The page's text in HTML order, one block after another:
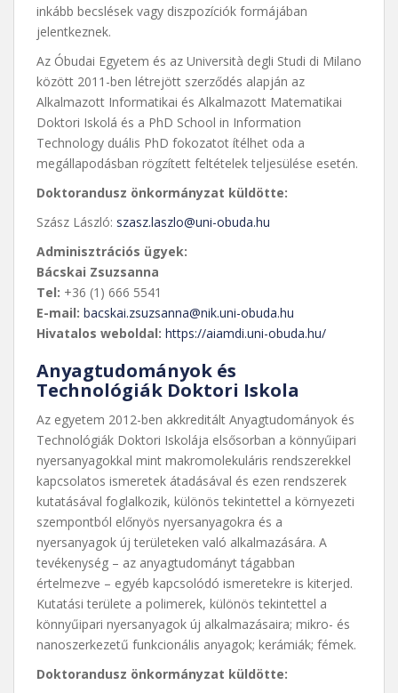
inkább becslések vagy diszpozíciók formájában
jelentkeznek.
Az Óbudai Egyetem és az Università degli Studi di Milano
között 2011-ben létrejött szerződés alapján az
Alkalmazott Informatikai és Alkalmazott Matematikai
Doktori Iskolá és a PhD School in Information
Technology duális PhD fokozatot ítélhet oda a
megállapodásban rögzített feltételek teljesülése esetén.
Doktorandusz önkormányzat küldötte:
Szász László: szasz.laszlo@uni-obuda.hu
Adminisztrációs ügyek:
Bácskai Zsuzsanna
Tel: +36 (1) 666 5541
E-mail: bacskai.zsuzsanna@nik.uni-obuda.hu
Hivatalos weboldal: https://aiamdi.uni-obuda.hu/
Anyagtudományok és
Technológiák Doktori Iskola
Az egyetem 2012-ben akkreditált Anyagtudományok és
Technológiák Doktori Iskolája elsősorban a könnyűipari
nyersanyagokkal mint makromolekuláris rendszerekkel
kapcsolatos ismeretek átadásával és ezen rendszerek
kutatásával foglalkozik, különös tekintettel a környezeti
szempontból előnyös nyersanyagokra és a
nyersanyagok új területeken való alkalmazására. A
tevékenység – az anyagtudományt tágabban
értelmezve – egyéb kapcsolódó ismeretekre is kiterjed.
Kutatási területe a polimerek, különös tekintettel a
könnyűipari nyersanyagok új alkalmazásaira; mikro- és
nanoszerkezetű funkcionális anyagok; kerámiák; fémek.
Doktorandusz önkormányzat küldötte: